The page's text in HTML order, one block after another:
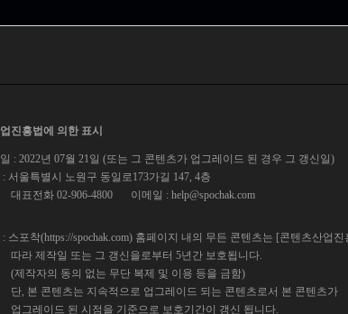
진흥법에 의한 표시
: 2022년 07월 21일 (또는 그 콘텐츠가 업그레이드 된 경우 그 갱신일)
서울특별시 노원구 동일로173가길 147, 4층
대표전화 02-906-4800
이메일 : help@spochak.com
스포착(https://spochak.com) 홈페이지 내의 무든 콘텐츠는 [콘텐츠산업
따라 제작일 또는 그 갱신을로부터 5년간 보호됩니다.
(제작자의 동의 없는 무단 복제 및 이용 등을 금함)
단, 본 콘텐츠는 지속적으로 업그레이드 되는 콘텐츠로서 본 콘텐츠가
업그레이드 된 시점을 기준으로 보호기간이 갱신 됩니다.